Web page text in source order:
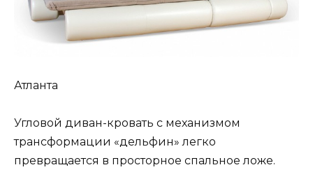
Атланта
Угловой диван-кровать с механизмом
трансформации «дельфин» легко
превращается в просторное спальное ложе.